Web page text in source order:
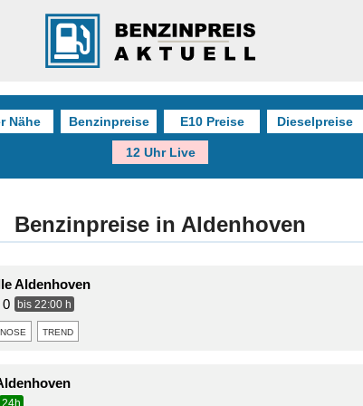
Nähe Benzinpreise E10 Preise Dieselpreise
12 Uhr Live
Benzinpreise in Aldenhoven
Aldenhoven
0
bis 22:00 h
trend
24h